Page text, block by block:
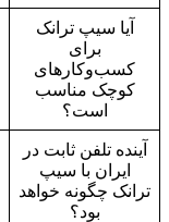
آیا سیپ ترانک
برای
کسب‌وکارهای
کوچک مناسب
است؟
آینده تلفن ثابت در
ایران با سیپ
ترانک چگونه خواهد
بود؟